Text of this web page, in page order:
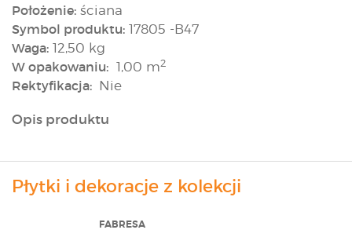
Położenie: ściana
Symbol produktu: 17805 -B47
Waga: 12,50 kg
W opakowaniu: 1,00 m2
Rektyfikacja: Nie
Opis produktu
Płytki i dekoracje z kolekcji
FABRESA